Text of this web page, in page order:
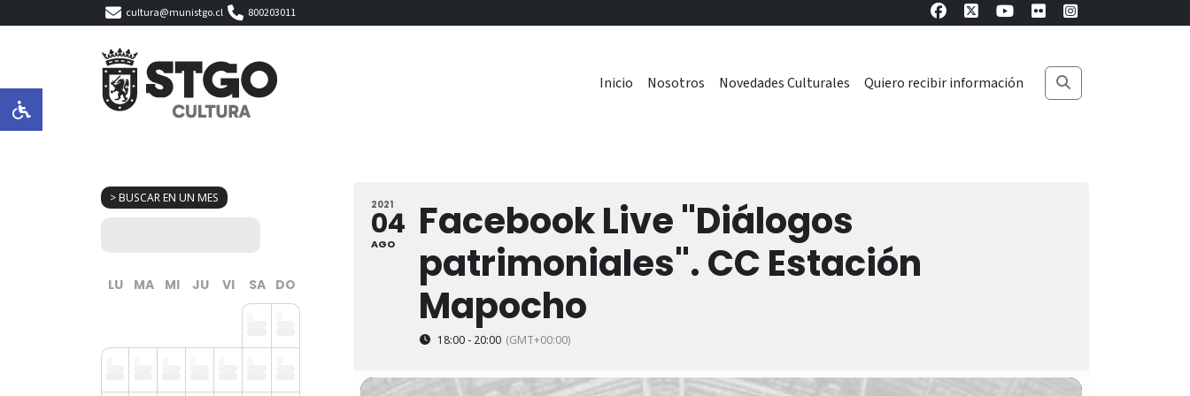
cultura@munistgo.cl 800203011
Inicio Nosotros Novedades Culturales Quiero recibir información
> BUSCAR EN UN MES
LU MA MI JU VI SA DO
2021
04
AGO
Facebook Live "Diálogos
patrimoniales". CC Estación
Mapocho
18:00 - 20:00 (GMT+00:00)